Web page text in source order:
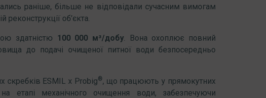
раніше, більше не відповідали сучасним вимогам
об’єкта.
здатністю 100 000 м³/добу. Вона охоплює повний
до подачі очищеної питної води безпосередньо
скребків ESMIL x Probig®, що працюють у прямокутних
етапі механічного очищення води, забезпечуючи